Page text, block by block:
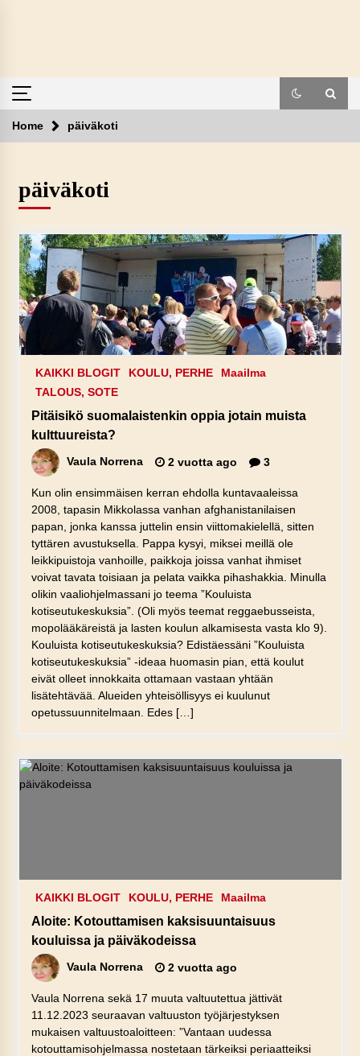
Home päiväkoti
päiväkoti
KAIKKI BLOGIT KOULU, PERHE
Maailma
TALOUS, SOTE
Pitäisikö suomalaistenkin oppia jotain muista
kulttuureista?
Vaula Norrena 2 vuotta ago 3
Kun olin ensimmäisen kerran ehdolla kuntavaaleissa
2008, tapasin Mikkolassa vanhan afghanistanilaisen
papan, jonka kanssa juttelin ensin viittomakielellä, sitten
tyttären avustuksella. Pappa kysyi, miksei meillä ole
leikkipuistoja vanhoille, paikkoja joissa vanhat ihmiset
voivat tavata toisiaan ja pelata vaikka pihashakkia. Minulla
olikin vaaliohjelmassani jo teema ”Kouluista
kotiseutukeskuksia”. (Oli myös teemat reggaebusseista,
mopolääkäreistä ja lasten koulun alkamisesta vasta klo 9).
Kouluista kotiseutukeskuksia? Edistäessäni ”Kouluista
kotiseutukeskuksia” -ideaa huomasin pian, että koulut
eivät olleet innokkaita ottamaan vastaan yhtään
lisätehtävää. Alueiden yhteisöllisyys ei kuulunut
opetussuunnitelmaan. Edes […]
KAIKKI BLOGIT KOULU, PERHE Maailma
Aloite: Kotouttamisen kaksisuuntaisuus
kouluissa ja päiväkodeissa
Vaula Norrena 2 vuotta ago
Vaula Norrena sekä 17 muuta valtuutettua jättivät
11.12.2023 seuraavan valtuuston työjärjestyksen
mukaisen valtuustoaloitteen: ”Vantaan uudessa
kotouttamisohjelmassa nostetaan tärkeiksi periaatteiksi